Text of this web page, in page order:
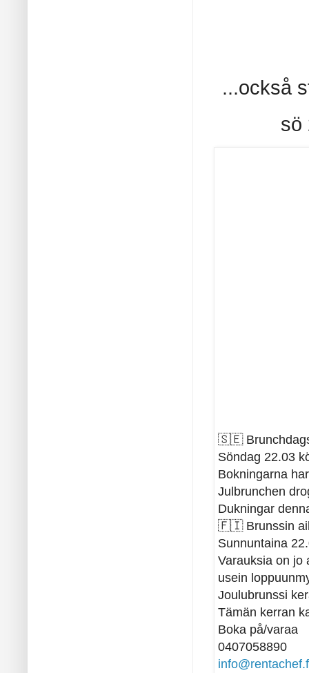
...också
sö
🇸🇪
Söndag 22.03
Bokningarna
Julbrunchen
Dukningar
🇫🇮 Brunssin
Sunnuntaina
Varauksia on jo
usein
Joulubrunssi
Tämän kerran
Boka på/varaa
0407058890